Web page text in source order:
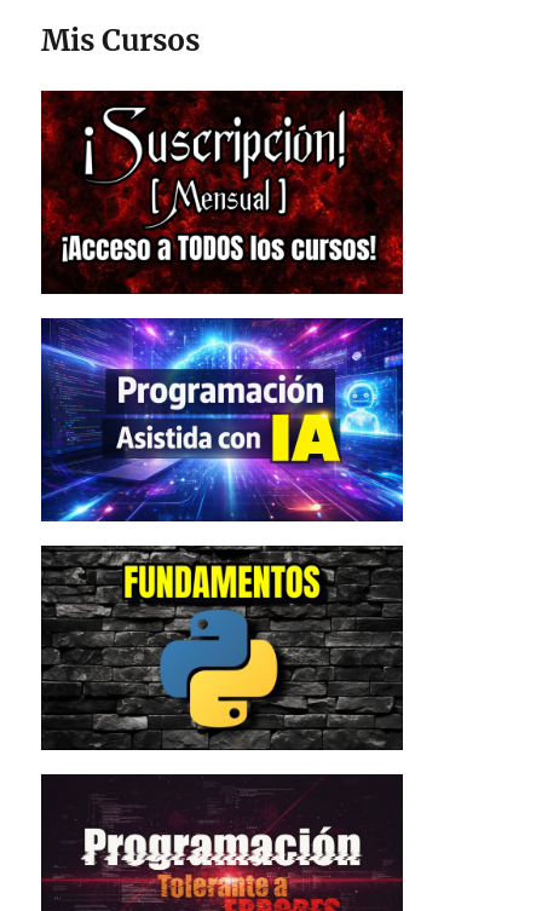
Mis Cursos